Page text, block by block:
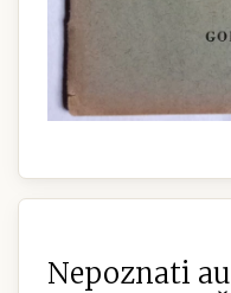
Nepoznati